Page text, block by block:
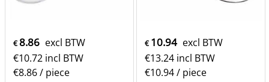
€8.86 excl BTW
€10.72 incl BTW
€8.86/ piece
€ 10.94 excl BTW
€13.24 incl BTW
€10.94/ piece